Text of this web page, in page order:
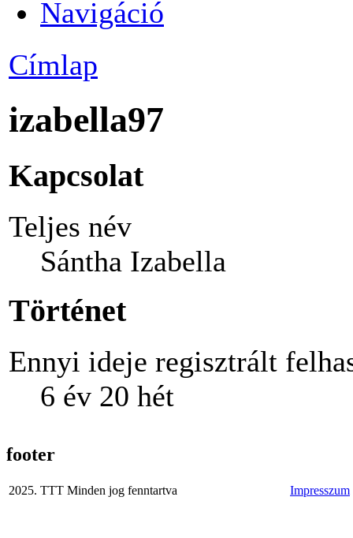
Navigáció
Címlap
izabella97
Kapcsolat
Teljes név
Sántha Izabella
Történet
Ennyi ideje regisztrált
6 év 20 hét
footer
2025. TTT Minden jog fenntartva Impresszum